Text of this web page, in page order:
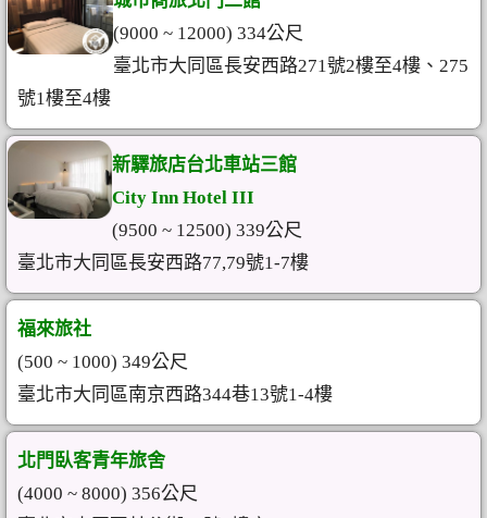
(9000 ~ 12000) 334公尺
臺北市大同區長安西路271號2樓至4樓、275
號1樓至4樓
新驛旅店台北車站三館
City Inn Hotel III
(9500 ~ 12500) 339公尺
臺北市大同區長安西路77,79號1-7樓
福來旅社
(500 ~ 1000) 349公尺
臺北市大同區南京西路344巷13號1-4樓
北門臥客青年旅舍
(4000 ~ 8000) 356公尺